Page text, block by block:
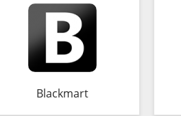
Blackmart